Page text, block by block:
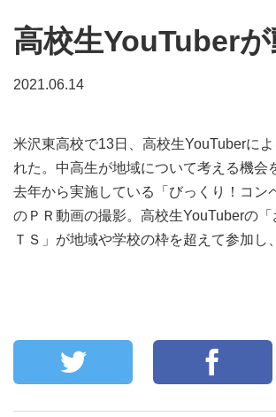
北海道函館市桔梗町379-31
0138-34-2525
営業時間 9:00～18:00
新潟県
高校生YouTuber
2021.06.14
米沢東高校で13日、高校生YouTuberに
れた。中高生が地域について考える機会
去年から実施している「びっくり！コン
のＰＲ動画の撮影。高校生YouTuberの
ＴＳ」が地域や学校の枠を超えて参加し